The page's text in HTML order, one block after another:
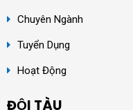
Chuyên Ngành
Tuyển Dụng
Hoạt Động
ĐỘI TÀU